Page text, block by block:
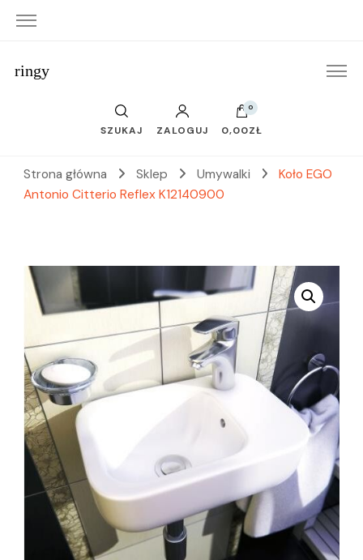
ringy
SZUKAJ ZALOGUJ
0
0,00ZŁ
Strona główna Sklep Umywalki
Koło EGO
Antonio Citterio Reflex K12140900